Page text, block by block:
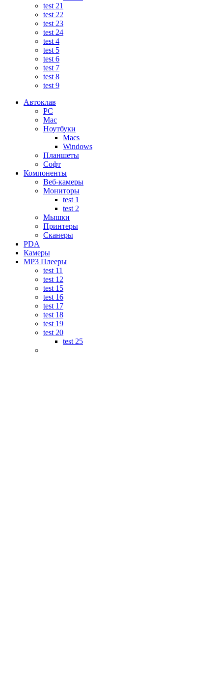
test 21
test 22
test 23
test 24
test 4
test 5
test 6
test 7
test 8
test 9
Автоклав
PC
Mac
Ноутбуки
Macs
Windows
Планшеты
Софт
Компоненты
Веб-камеры
Мониторы
test 1
test 2
Мышки
Принтеры
Сканеры
PDA
Камеры
MP3 Плееры
test 11
test 12
test 15
test 16
test 17
test 18
test 19
test 20
test 25